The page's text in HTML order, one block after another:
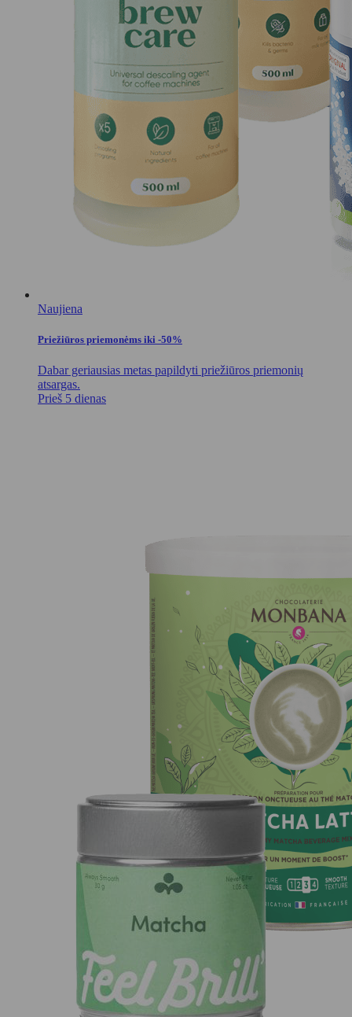
Naujiena
Priežiūros priemonėms iki -50%
Dabar geriausias metas papildyti priežiūros priemonių
atsargas.
Prieš 5 dienas